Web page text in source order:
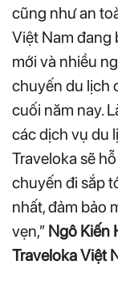
cũng như an
Việt Nam đang
mới và nhiều
chuyến du lịch
cuối năm nay.
các dịch vụ du
Traveloka sẽ
chuyến đi sắp
nhất, đảm bảo
vẹn,” Ngô Kiến
Traveloka Việt